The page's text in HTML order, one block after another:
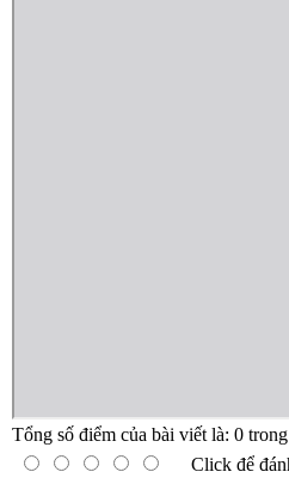
Tổng số điểm của bài viết là: 0 trong
Click để